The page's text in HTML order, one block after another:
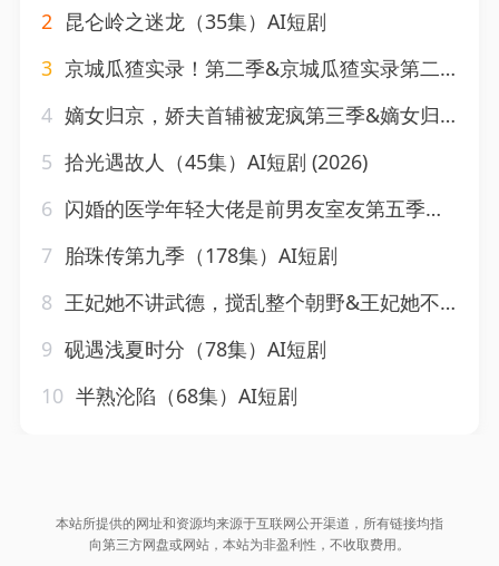
2 昆仑岭之迷龙（35集）AI短剧
3 京城瓜猹实录！第二季&京城瓜猹实录第二季（107集）AI短剧
4 嫡女归京，娇夫首辅被宠疯第三季&嫡女归京娇夫首辅被宠疯第三季（100集）AI短剧
5 拾光遇故人（45集）AI短剧 (2026)
6 闪婚的医学年轻大佬是前男友室友第五季（87集）AI短剧
7 胎珠传第九季（178集）AI短剧
8 王妃她不讲武德，搅乱整个朝野&王妃她不讲武德搅乱整个朝野（56集）AI短剧
9 砚遇浅夏时分（78集）AI短剧
10 半熟沦陷（68集）AI短剧
本站所提供的网址和资源均来源于互联网公开渠道，所有链接均指
向第三方网盘或网站，本站为非盈利性，不收取费用。